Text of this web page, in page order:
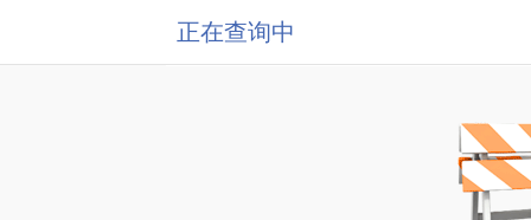
正在查询中